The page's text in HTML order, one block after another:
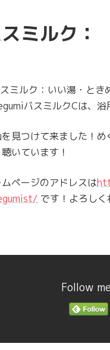
ミルク：
ルク：いい湯・とき
バスミルクCは、浴
見つけて来ました！
いています！
ページのアドレスは
です！よろしく
Follow